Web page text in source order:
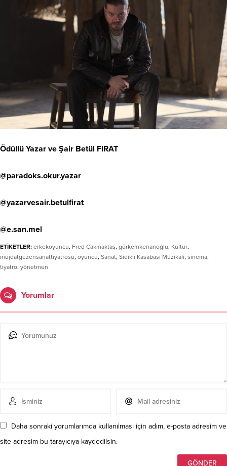
Ödüllü Yazar ve Şair Betül FIRAT
@paradoks.okur.yazar
@yazarvesair.betulfirat
@e.san.mel
ETİKETLER: erkekoyuncu, Fred Çakmaktaş, görkemkenanoğlu, Kültür,
müjdatgezensanattiyatrosu, oyuncu, Sanat, Sidikli Kasabası Müzikali, sinema,
tiyatro, yönetmen
Yorumlar
Daha sonraki yorumlarımda kullanılması için adım, e-posta adresim ve
site adresim bu tarayıcıya kaydedilsin.